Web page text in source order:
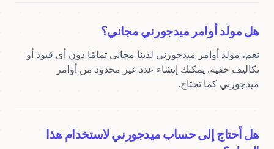
هل مولد أوامر ميدجورني مجاني؟
ميدجورني كما تحتاج.
هل أحتاج إلى حساب ميدجورني لاستخدام هذا